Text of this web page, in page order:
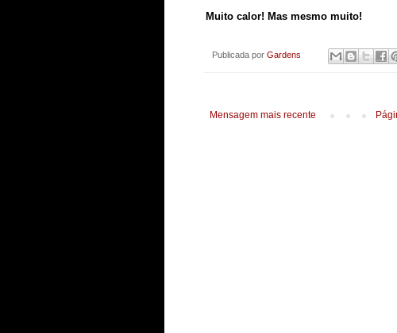
Muito calor! Mas mesmo muito!
Publicada por Gardens
Mensagem mais recente